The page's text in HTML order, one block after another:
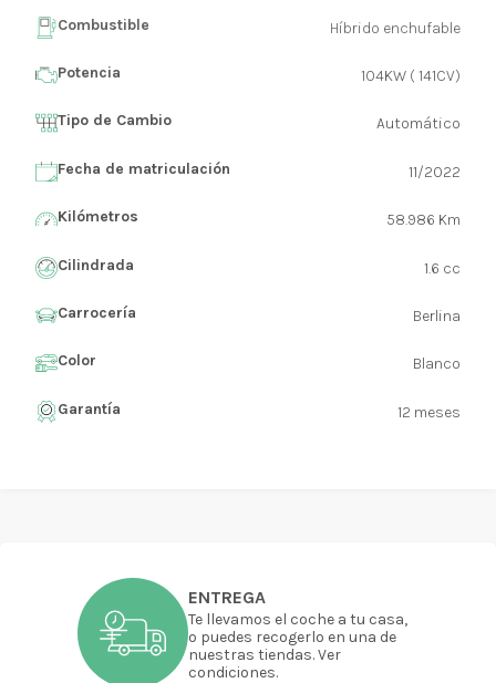
ENTREGA
Te llevamos el coche a tu casa,
o puedes recogerlo en una de
nuestras tiendas. Ver
condiciones.
Combustible Híbrido enchufable
Potencia 104KW ( 141CV)
Tipo de Cambio Automático
Fecha de matriculación 11/2022
Kilómetros 58.986 Km
Cilindrada 1.6 cc
Carrocería Berlina
Color Blanco
Garantía 12 meses